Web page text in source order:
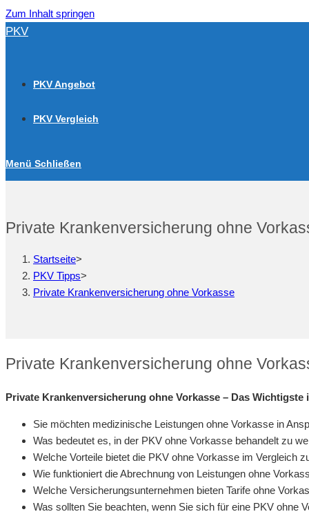
Zum Inhalt springen
PKV
PKV Angebot
PKV Vergleich
Menü Schließen
Private Krankenversicherung ohne
Startseite>
PKV Tipps>
Private Krankenversicherung ohne Vorkasse
Private Krankenversicherung ohne
Private Krankenversicherung ohne Vorkasse – Das Wichtigste
Sie möchten medizinische Leistungen ohne Vorkasse in
Was bedeutet es, in der PKV ohne Vorkasse behandelt zu
Welche Vorteile bietet die PKV ohne Vorkasse im Vergleich
Wie funktioniert die Abrechnung von Leistungen ohne
Welche Versicherungsunternehmen bieten Tarife ohne
Was sollten Sie beachten, wenn Sie sich für eine PKV ohne